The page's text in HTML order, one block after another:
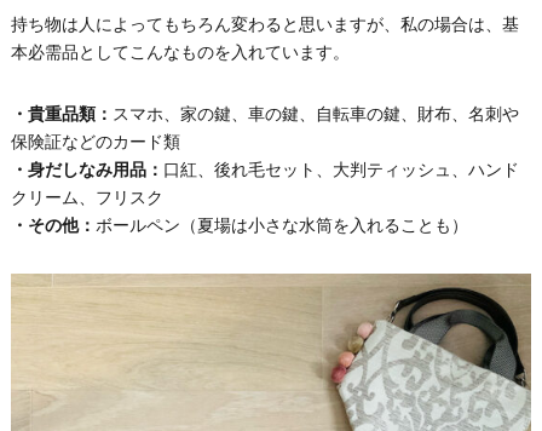
持ち物は人によってもちろん変わると思いますが、私の場合は、基
本必需品としてこんなものを入れています。
・貴重品類： スマホ、家の鍵、車の鍵、自転車の鍵、財布、名刺や
保険証などのカード類
・身だしなみ用品： 口紅、後れ毛セット、大判ティッシュ、ハンド
クリーム、フリスク
・その他： ボールペン（夏場は小さな水筒を入れることも）